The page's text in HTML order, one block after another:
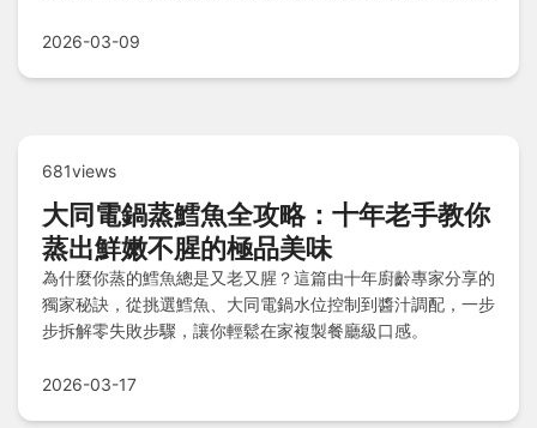
2026-03-09
681views
大同電鍋蒸鱈魚全攻略：十年老手教你
蒸出鮮嫩不腥的極品美味
為什麼你蒸的鱈魚總是又老又腥？這篇由十年廚齡專家分享的
獨家秘訣，從挑選鱈魚、大同電鍋水位控制到醬汁調配，一步
步拆解零失敗步驟，讓你輕鬆在家複製餐廳級口感。
2026-03-17